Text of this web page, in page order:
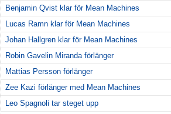
Benjamin Qvist klar för Mean Machines
Lucas Ramn klar för Mean Machines
Johan Hallgren klar för Mean Machines
Robin Gavelin Miranda förlänger
Mattias Persson förlänger
Zee Kazi förlänger med Mean Machines
Leo Spagnoli tar steget upp